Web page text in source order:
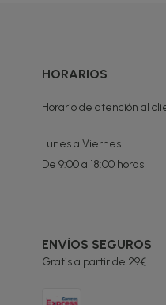
HORARIOS
Horario de atención al
Lunes a Viernes
De 9:00 a 18:00 horas
ENVÍOS SEGUROS
Gratis a partir de 29€